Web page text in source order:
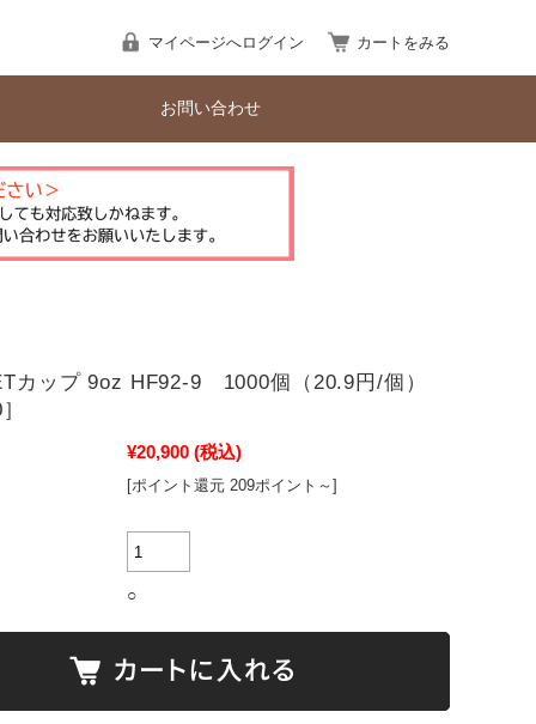
マイページへログイン カートをみる
お問い合わせ
カップ 9oz HF92-9 1000個（20.9円/個）
¥20,900 (税込)
[ポイント還元 209ポイント～]
○